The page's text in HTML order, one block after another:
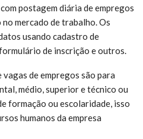
postagem diária de empregos
mercado de trabalho. Os
usando cadastro de
de inscrição e outros.
de empregos são para
médio, superior e técnico ou
formação ou escolaridade, isso
humanos da empresa